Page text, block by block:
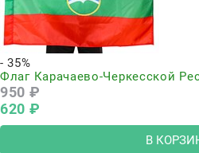
- 35%
Флаг Карачаево-Черкесской
950 ₽
620 ₽
В